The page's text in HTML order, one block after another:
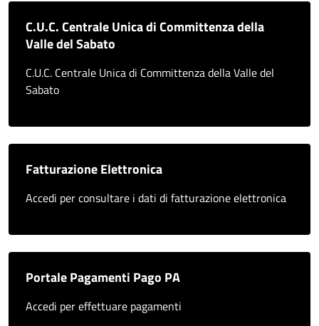
C.U.C. Centrale Unica di Committenza della
Valle del Sabato
C.U.C. Centrale Unica di Committenza della Valle del
Sabato
Fatturazione Elettronica
Accedi per consultare i dati di fatturazione elettronica
Portale Pagamenti Pago PA
Accedi per effettuare pagamenti